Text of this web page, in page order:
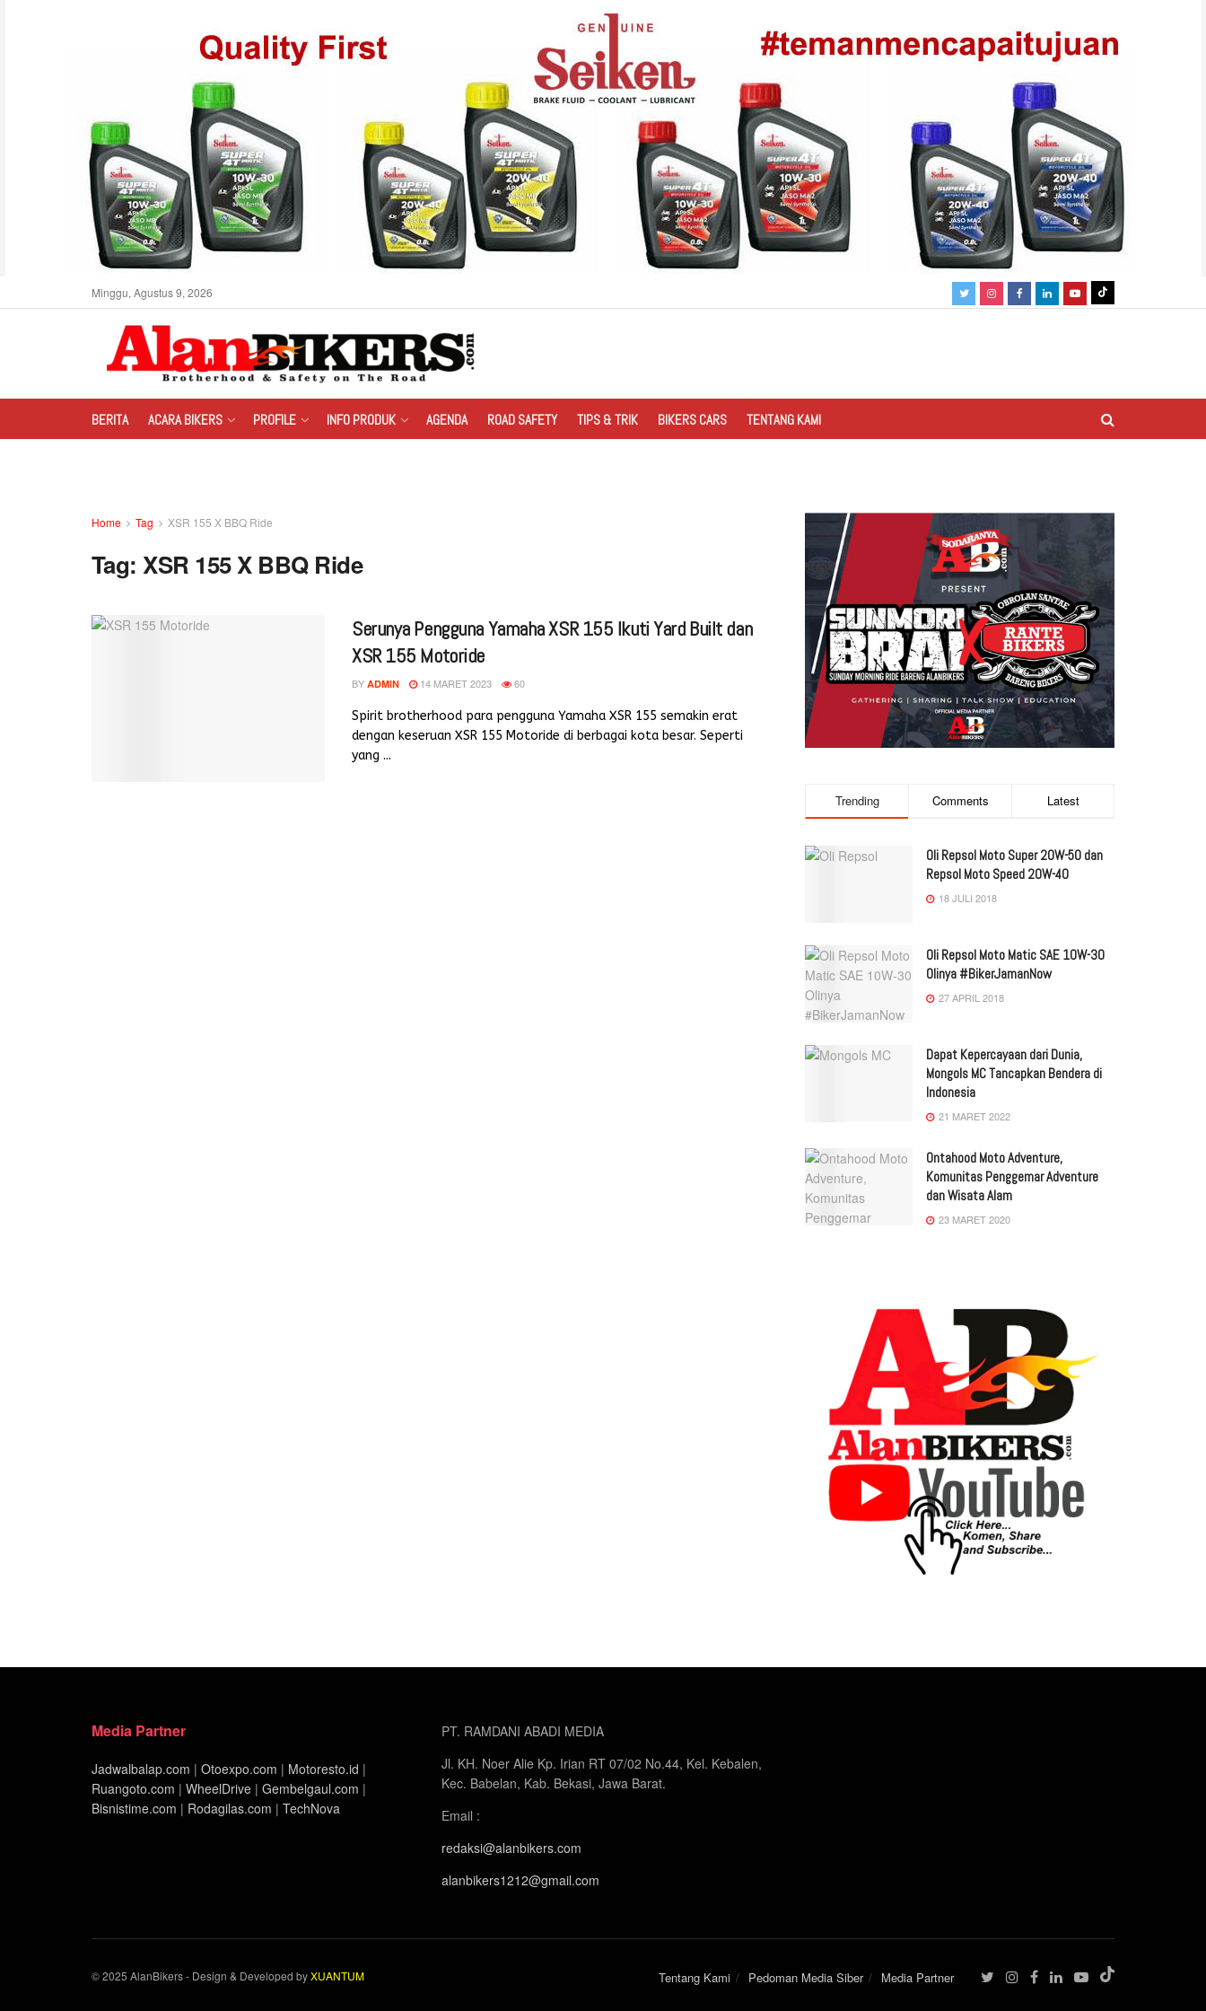
Minggu, Agustus 9, 2026
BERITA ACARA BIKERS PROFILE INFO PRODUK AGENDA ROAD SAFETY TIPS & TRIK BIKERS CARS TENTANG KAMI
Home Tag XSR 155 X BBQ Ride
Tag:XSR 155 X BBQ Ride
Serunya Pengguna Yamaha XSR 155 Ikuti Yard Built dan
XSR 155 Motoride
BY ADMIN 14 MARET 2023 60
Spirit brotherhood para pengguna Yamaha XSR 155 semakin erat
dengan keseruan XSR 155 Motoride di berbagai kota besar. Seperti
yang ...
Trending Comments Latest
Oli Repsol Moto Super 20W-50 dan
Repsol Moto Speed 20W-40
18 JULI 2018
Oli Repsol Moto Matic SAE 10W-30
Olinya #BikerJamanNow
27 APRIL 2018
Dapat Kepercayaan dari Dunia,
Mongols MC Tancapkan Bendera di
Indonesia
21 MARET 2022
Ontahood Moto Adventure,
Komunitas Penggemar Adventure
dan Wisata Alam
23 MARET 2020
Media Partner
Jadwalbalap.com | Otoexpo.com | Motoresto.id |
Ruangoto.com | WheelDrive | Gembelgaul.com |
Bisnistime.com | Rodagilas.com | TechNova
PT. RAMDANI ABADI MEDIA
Jl. KH. Noer Alie Kp. Irian RT 07/02 No.44, Kel. Kebalen,
Kec. Babelan, Kab. Bekasi, Jawa Barat.
Email :
redaksi@alanbikers.com
alanbikers1212@gmail.com
Tentang Kami Pedoman Media Siber Media Partner
© 2025 AlanBikers - Design & Developed byXUANTUM